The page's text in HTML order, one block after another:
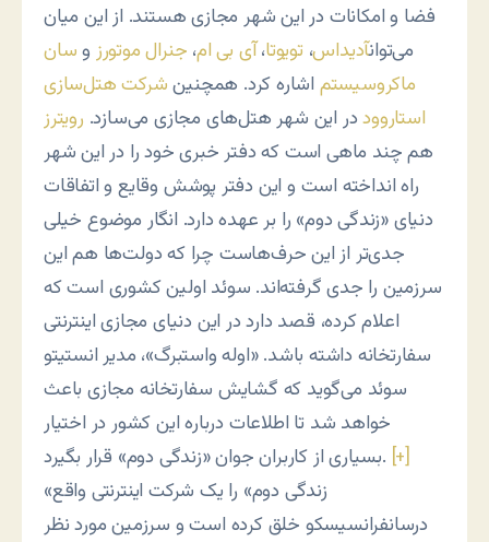
فضا و امکانات در این شهر مجازی هستند. از این میان
می‌توانآدیداس، تویوتا،آی بی ام، جنرال موتورز وسان
ماکروسیستم اشاره کرد. همچنینشرکت هتل‌سازی
استارووددر این شهر هتل‌های مجازی می‌سازد. رویترز
هم چند ماهی است که دفتر خبری خود را در این شهر
راه انداخته است و این دفتر پوشش وقایع و اتفاقات
دنیای «زندگی دوم» را بر عهده دارد. انگار موضوع خیلی
جدی‌تر از این حرف‌هاست چرا که دولت‌ها هم این
سرزمین را جدی گرفته‌اند. سوئد اولین کشوری است که
اعلام کرده، قصد دارد در این دنیای مجازی اینترنتی
سفارتخانه داشته باشد. «اوله واستبرگ»، مدیر انستیتو
سوئد می‌گوید که گشایش سفارتخانه مجازی باعث
خواهد شد تا اطلاعات درباره این کشور در اختیار
بسیاری از کاربران جوان «زندگی دوم» قرار بگیرد. [+]
«زندگی دوم» را یک شرکت اینترنتی واقع
درسانفرانسیسکو خلق کرده است و سرزمین مورد نظر